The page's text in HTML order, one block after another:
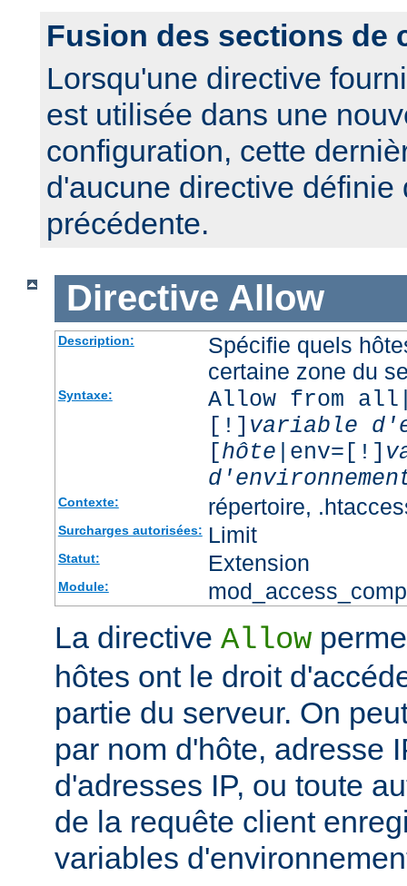
Fusion des sections de
Lorsqu'une directive
est utilisée dans une
configuration, cette
d'aucune directive définie
précédente.
Directive Allow
Description:
Spécifie quels
certaine zone du
Syntaxe:
Allow from
[!] variable
[hôte |env=[!]
Contexte: répertoire,
Surcharges autorisées: Limit
Statut: Extension
Module:
La directive Allow
hôtes ont le droit
partie du serveur. On
par nom d'hôte, adresse
d'adresses IP, ou toute
de la requête client
variables